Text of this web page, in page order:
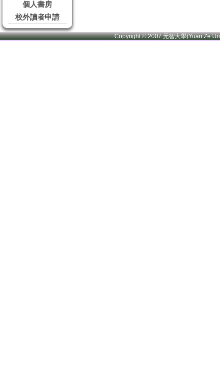
個人書房
校外讀者申請
Copyright © 2007 元智大學(Yuan Ze